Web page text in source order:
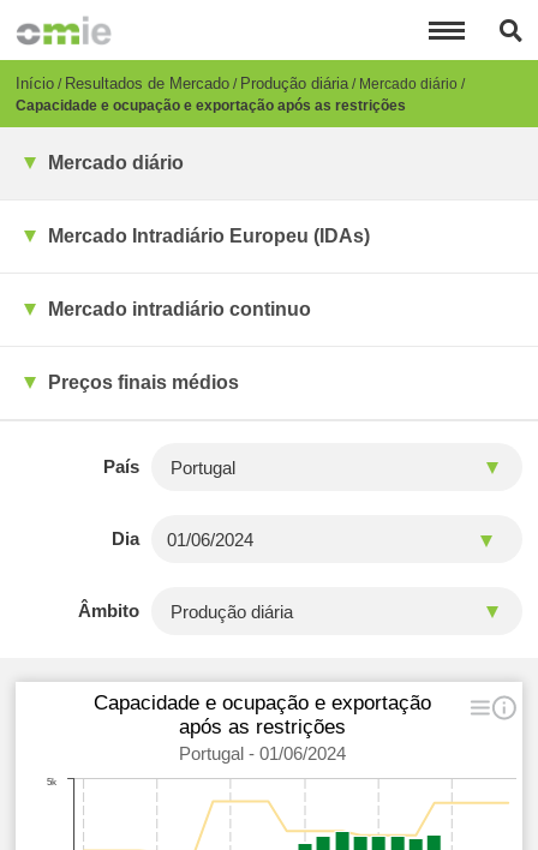
para
conteúdo
principal
Breadcrumb
Início Resultados de Mercado Produção diária Mercado diário
Capacidade e ocupação e exportação após as restrições
Mercado diário
Mercado Intradiário Europeu (IDAs)
Mercado intradiário continuo
Preços finais médios
País
Dia
Âmbito
Capacidade e ocupação e exportação
após as restrições
Portugal - 01/06/2024
5k